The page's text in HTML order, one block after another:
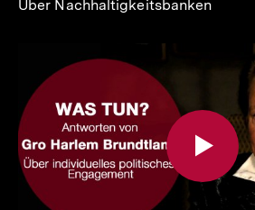
Über Nachhaltigkeitsbanken